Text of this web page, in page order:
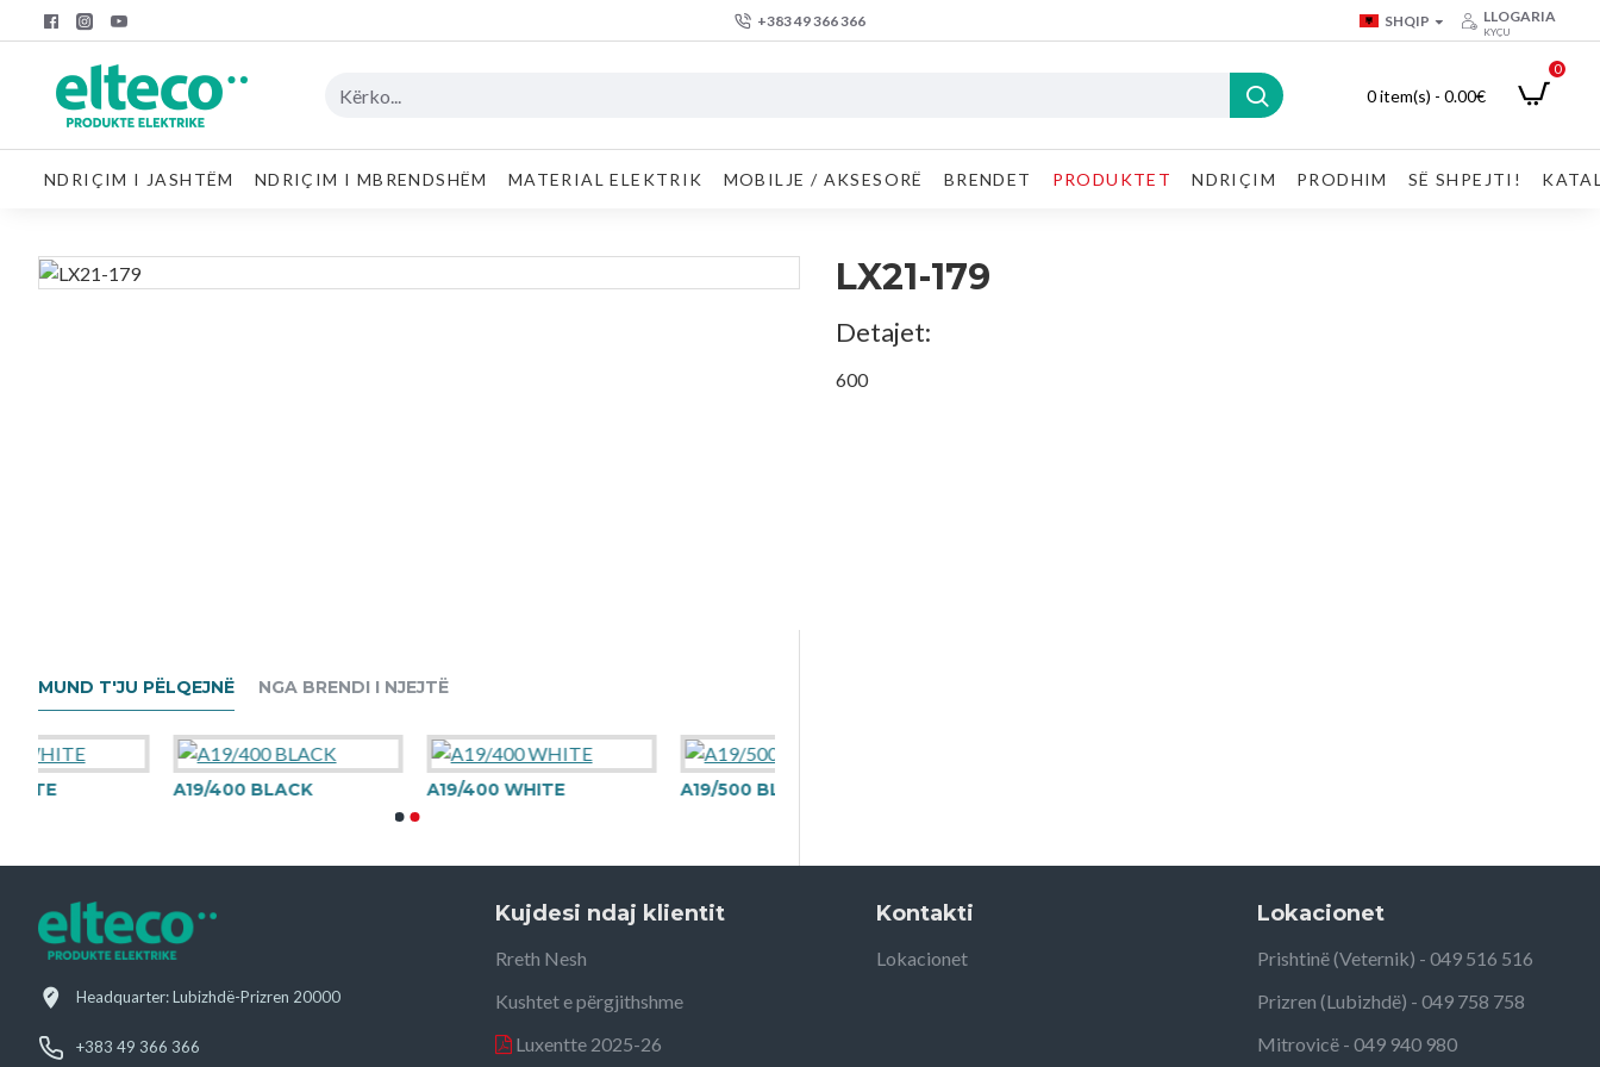
+383 49 366 366 SHQIP LLOGARIA
KYÇU
0 item(s) - 0.00€
0
NDRIÇIM I JASHTËM NDRIÇIM I MBRENDSHËM MATERIAL ELEKTRIK MOBILJE / AKSESORË BRENDET PRODUKTET NDRIÇIM PRODHIM SË SHPEJTI!
LX21-179
Detajet:
600
MUND T'JU PËLQEJNË NGA BRENDI I NJEJTË
A19/400 BLACK A19/400 WHITE A19/500 BLACK
Headquarter: Lubizhdë-Prizren 20000
+383 49 366 366
Kujdesi ndaj klientit
Rreth Nesh
Kushtet e përgjithshme
Luxentte 2025-26
Kontakti
Lokacionet
Lokacionet
Prishtinë (Veternik) - 049 516 516
Prizren (Lubizhdë) - 049 758 758
Mitrovicë - 049 940 980